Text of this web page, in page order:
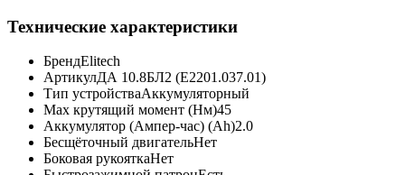
Технические характеристики
БрендElitech
АртикулДА 10.8БЛ2 (E2201.037.01)
Тип устройстваАккумуляторный
Max крутящий момент (Нм)45
Аккумулятор (Ампер-час) (Ah)2.0
Бесщёточный двигательНет
Боковая рукояткаНет